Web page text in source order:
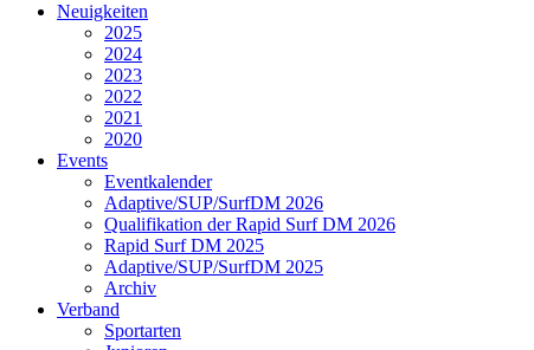
Neuigkeiten
2025
2024
2023
2022
2021
2020
Events
Eventkalender
Adaptive/SUP/SurfDM 2026
Qualifikation der Rapid Surf DM 2026
Rapid Surf DM 2025
Adaptive/SUP/SurfDM 2025
Archiv
Verband
Sportarten